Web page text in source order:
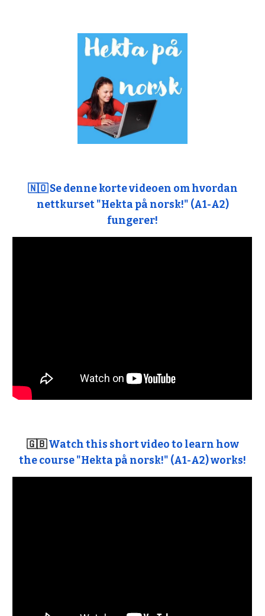
🇳🇴Se denne korte videoen om hvordan
nettkurset "Hekta på norsk!" (A1-A2)
fungerer!
🇬🇧Watch this short video to learn how
the course "Hekta på norsk!" (A1-A2) works!